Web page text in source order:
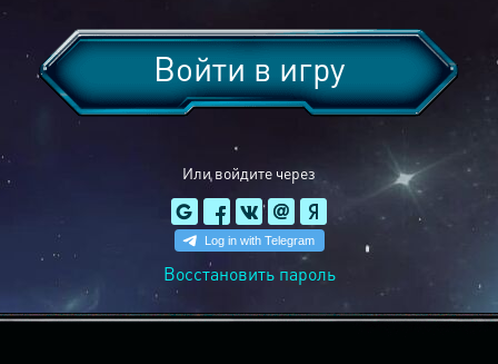
Или войдите через
Войти в игру
Восстановить пароль